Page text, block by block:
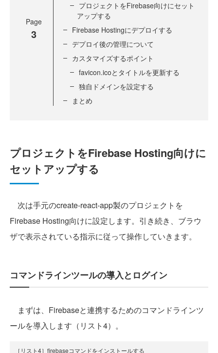
Page
3
プロジェクトをFirebase向けにセット
アップする
Firebase Hostingにデプロイする
デプロイ後の管理について
カスタマイズするポイント
favicon.icoとタイトルを更新する
独自ドメインを設定する
まとめ
プロジェクトをFirebase Hosting向けに
セットアップする
次は手元のcreate-react-app製のプロジェクトを
Firebase Hosting向けに設定します。引き続き、ブラウ
ザで表示されている指示に従って操作していきます。
コマンドラインツールの導入とログイン
まずは、Firebaseと連携するためのコマンドラインツ
ールを導入します（リスト4）。
［リスト4］firebaseコマンドをインストールする